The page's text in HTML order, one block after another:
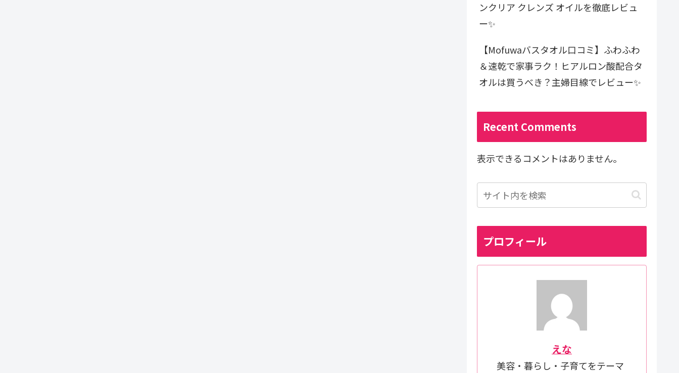
ンクリア クレンズ オイルを徹底レビュ
ー✨
【Mofuwaバスタオル口コミ】ふわふわ
＆速乾で家事ラク！ヒアルロン酸配合タ
オルは買うべき？主婦目線でレビュー✨
Recent Comments
表示できるコメントはありません。
プロフィール
えな
美容・暮らし・子育てをテーマ